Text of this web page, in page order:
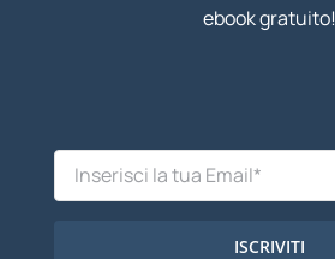
ebook gratuito!
ISCRIVITI